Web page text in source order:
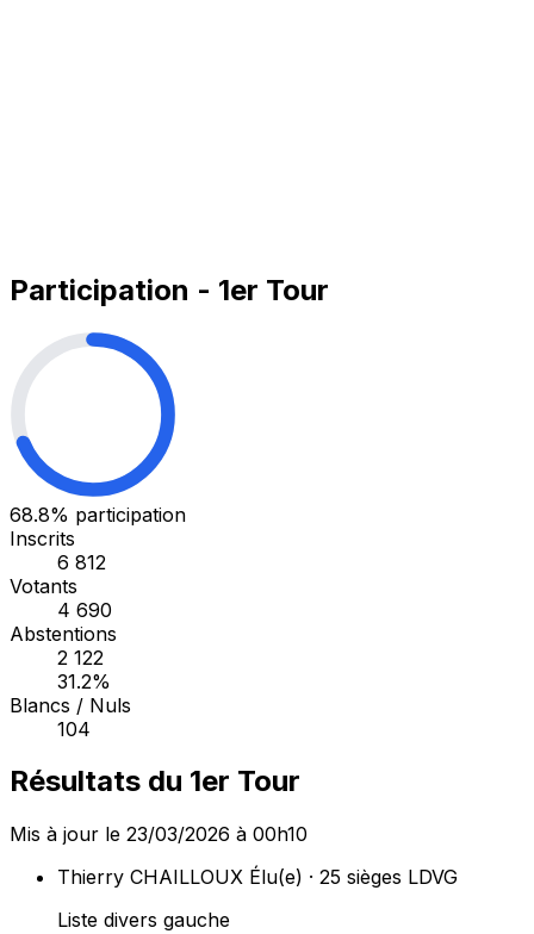
Participation - 1er Tour
68.8% participation
Inscrits
6 812
Votants
4 690
Abstentions
2 122
31.2%
Blancs / Nuls
104
Résultats du 1er Tour
Mis à jour le 23/03/2026 à 00h10
Thierry CHAILLOUX Élu(e) · 25 sièges LDVG
Liste divers gauche